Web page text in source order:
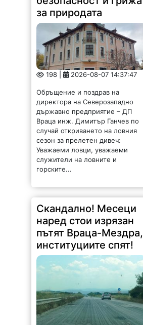
за природата
198 | 2026-08-07 14:37:47
Обръщение и поздрав на
директора на Северозападно
държавно предприятие – ДП
Враца инж. Димитър Ганчев по
случай откриването на ловния
сезон за прелетен дивеч:
Уважаеми ловци, уважаеми
служители на ловните и
горските...
Скандално! Месеци
наред стои изрязан
пътят Враца-Мездра,
институциите спят!